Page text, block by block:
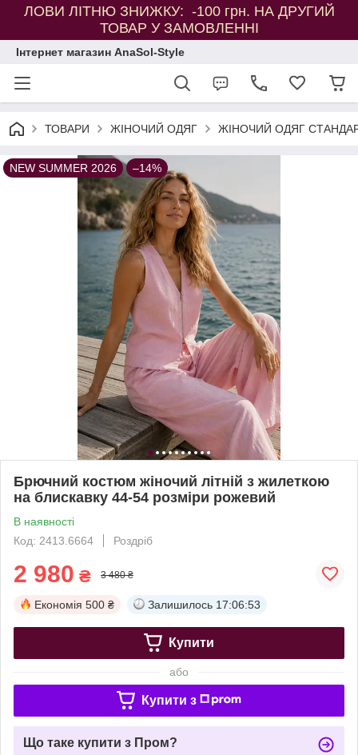
ЛОВИ ЛІТНЮ ЗНИЖКУ: -100 грн. НА ДРУГИЙ
ТОВАР У ЗАМОВЛЕННІ
Інтернет магазин AnaSol-Style
ТОВАРИ ЖІНОЧИЙ ОДЯГ ЖІНОЧИЙ ОДЯГ
NEW SUMMER 2026 –14%
Брючний костюм жіночий літній з жилеткою
на блискавку 44-54 розміри рожевий
В наявності
Код: 2413.6664
Роздріб
2 980 ₴ 3 480 ₴
Економія 500 ₴ Залишилось 17:06:51
Купити
або
Купити з
Що таке купити з Пром?